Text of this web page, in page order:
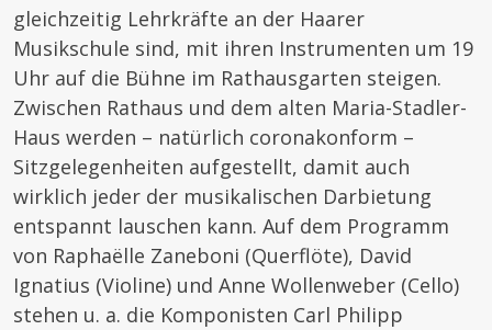
gleichzeitig Lehrkräfte an der Haarer
Musikschule sind, mit ihren Instrumenten um 19
Uhr auf die Bühne im Rathausgarten steigen.
Zwischen Rathaus und dem alten Maria-Stadler-
Haus werden – natürlich coronakonform –
Sitzgelegenheiten aufgestellt, damit auch
wirklich jeder der musikalischen Darbietung
entspannt lauschen kann. Auf dem Programm
von Raphaëlle Zaneboni (Querflöte), David
Ignatius (Violine) und Anne Wollenweber (Cello)
stehen u. a. die Komponisten Carl Philipp